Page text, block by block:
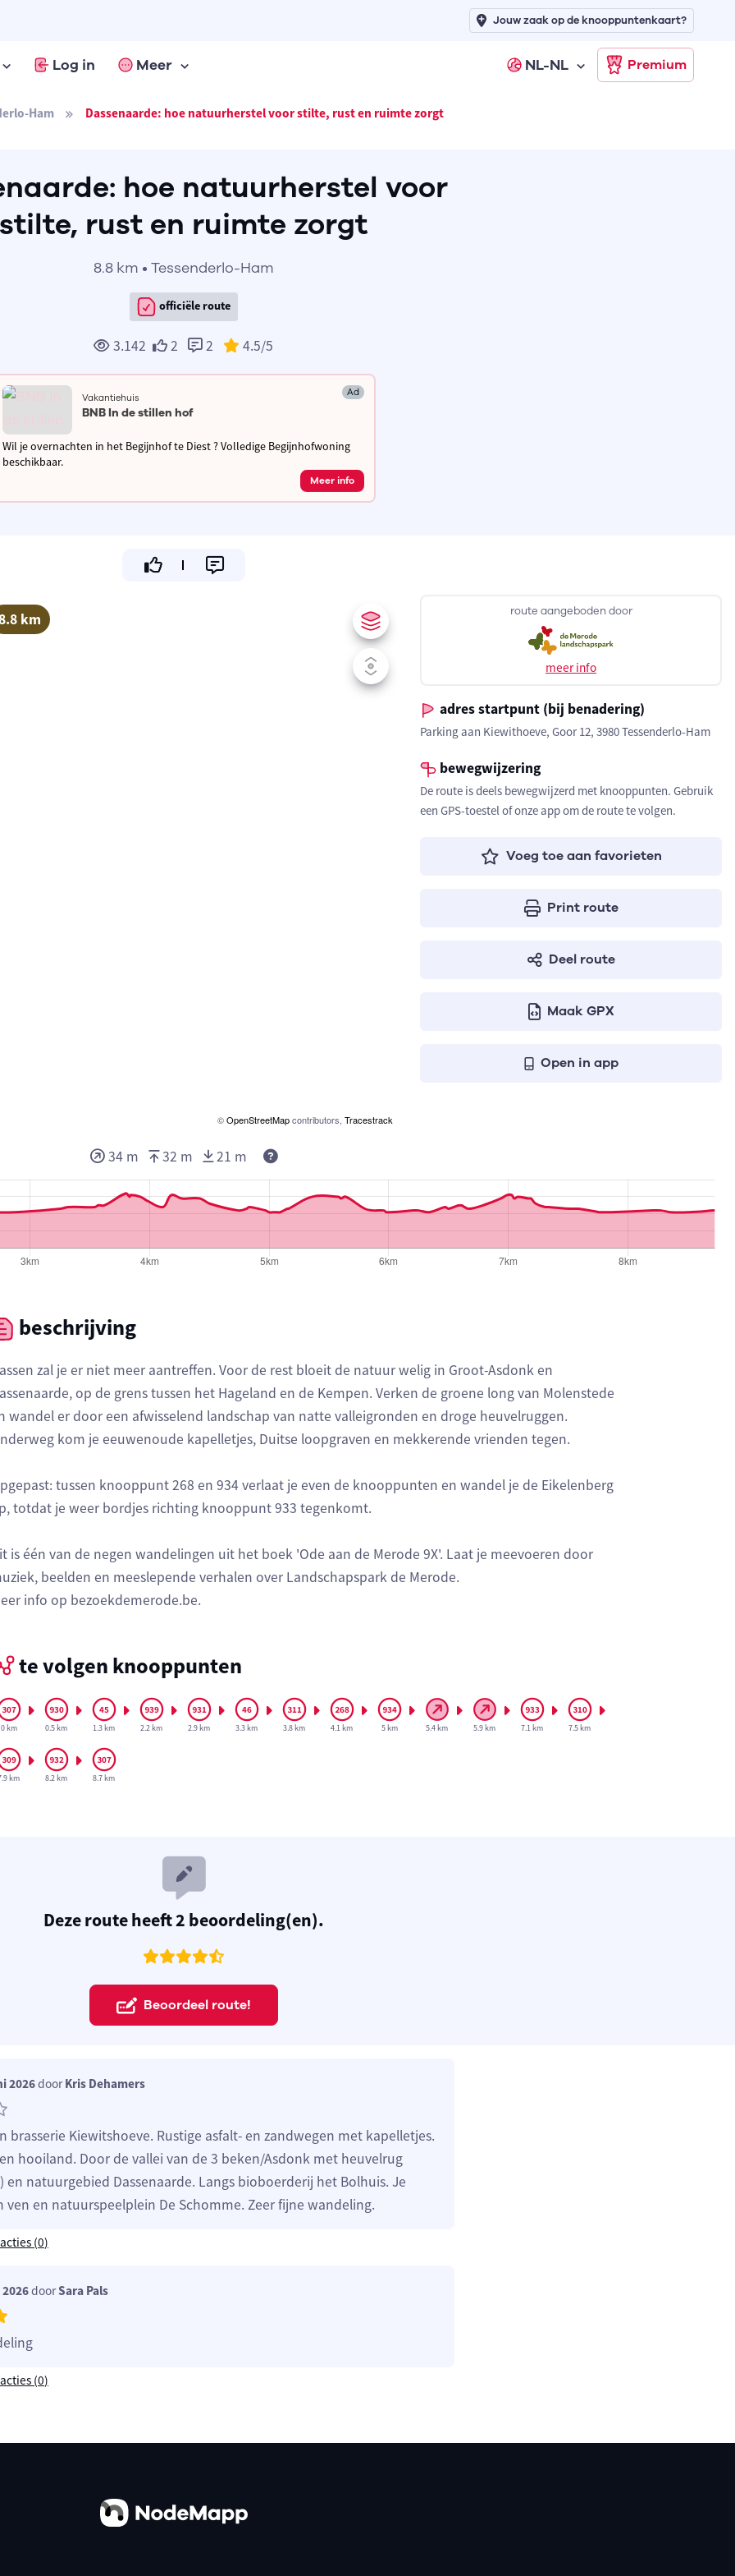
Log in Meer NL-NL Premium
Jouw zaak op de knooppuntenkaart?
Ham Dassenaarde: hoe natuurherstel voor stilte, rust en ruimte zorgt
hoe natuurherstel voor
stilte, rust en ruimte zorgt
8.8 km • Tessenderlo-Ham
officiële route
3.142 2 2 4.5/5
Vakantiehuis Ad
BNB In de stillen hof
Wil je overnachten in het Begijnhof te Diest ? Volledige Begijnhofwoning
beschikbaar.
Meer info
km
©OpenStreetMapcontributors, Tracestrack
route aangeboden door
meer info
adres startpunt (bij benadering)
Parking aan Kiewithoeve, Goor 12, 3980 Tessenderlo-Ham
bewegwijzering
De route is deels bewegwijzerd met knooppunten. Gebruik
een GPS-toestel of onze app om de route te volgen.
Voeg toe aan favorieten
Print route
Deel route
Maak GPX
Open in app
34 m 32 m 21 m Deze waarden geven respectievelijk het aantal te stijgen meters, het
beschrijving
zal je er niet meer aantreffen. Voor de rest bloeit de natuur welig in Groot-Asdonk en
op de grens tussen het Hageland en de Kempen. Verken de groene long van Molenstede
wandel er door een afwisselend landschap van natte valleigronden en droge heuvelruggen.
kom je eeuwenoude kapelletjes, Duitse loopgraven en mekkerende vrienden tegen.
tussen knooppunt 268 en 934 verlaat je even de knooppunten en wandel je de Eikelenberg
totdat je weer bordjes richting knooppunt 933 tegenkomt.
is één van de negen wandelingen uit het boek 'Ode aan de Merode 9X'. Laat je meevoeren door
beelden en meeslepende verhalen over Landschapspark de Merode.
info op bezoekdemerode.be.
te volgen knooppunten
0 km 0.5 km 1.3 km 2.2 km 2.9 km 3.3 km 3.8 km 4.1 km 5 km 5.4 km 5.9 km 7.1 km 7.5 km
km 8.2 km 8.7 km
Deze route heeft 2 beoordeling(en).
Beoordeel route!
2026doorKris Dehamers
brasserie Kiewitshoeve. Rustige asfalt- en zandwegen met kapelletjes.
hooiland. Door de vallei van de 3 beken/Asdonk met heuvelrug
en natuurgebied Dassenaarde. Langs bioboerderij het Bolhuis. Je
ven en natuurspeelplein De Schomme. Zeer fijne wandeling.
(0)
doorSara Pals
(0)